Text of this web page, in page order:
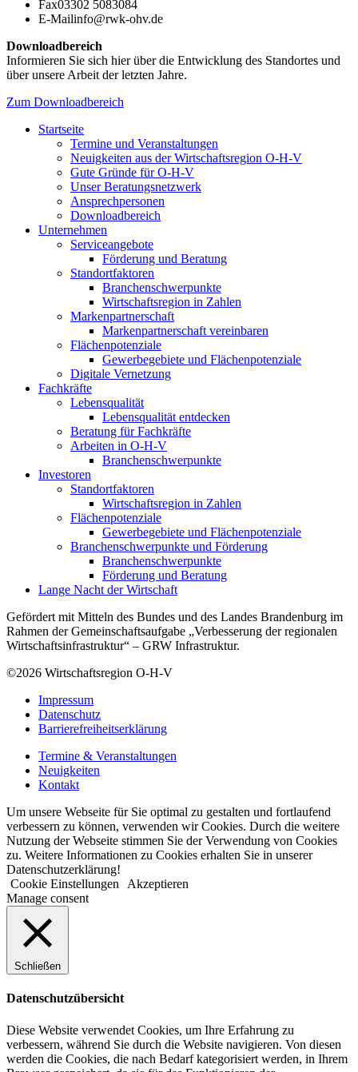
Fax03302 5083084
E-Mailinfo@rwk-ohv.de
Downloadbereich
Informieren Sie sich hier über die Entwicklung des Standortes und
über unsere Arbeit der letzten Jahre.
Zum Downloadbereich
Startseite
Termine und Veranstaltungen
Neuigkeiten aus der Wirtschaftsregion O-H-V
Gute Gründe für O-H-V
Unser Beratungsnetzwerk
Ansprechpersonen
Downloadbereich
Unternehmen
Serviceangebote
Förderung und Beratung
Standortfaktoren
Branchenschwerpunkte
Wirtschaftsregion in Zahlen
Markenpartnerschaft
Markenpartnerschaft vereinbaren
Flächenpotenziale
Gewerbegebiete und Flächenpotenziale
Digitale Vernetzung
Fachkräfte
Lebensqualität
Lebensqualität entdecken
Beratung für Fachkräfte
Arbeiten in O-H-V
Branchenschwerpunkte
Investoren
Standortfaktoren
Wirtschaftsregion in Zahlen
Flächenpotenziale
Gewerbegebiete und Flächenpotenziale
Branchenschwerpunkte und Förderung
Branchenschwerpunkte
Förderung und Beratung
Lange Nacht der Wirtschaft
Gefördert mit Mitteln des Bundes und des Landes Brandenburg im
Rahmen der Gemeinschaftsaufgabe „Verbesserung der regionalen
Wirtschaftsinfrastruktur“ – GRW Infrastruktur.
©2026 Wirtschaftsregion O-H-V
Impressum
Datenschutz
Barrierefreiheitserklärung
Termine & Veranstaltungen
Neuigkeiten
Kontakt
Um unsere Webseite für Sie optimal zu gestalten und fortlaufend
verbessern zu können, verwenden wir Cookies. Durch die weitere
Nutzung der Webseite stimmen Sie der Verwendung von Cookies
zu. Weitere Informationen zu Cookies erhalten Sie in unserer
Datenschutzerklärung!
Cookie Einstellungen
Akzeptieren
Manage consent
Schließen
Datenschutzübersicht
Diese Website verwendet Cookies, um Ihre Erfahrung zu
verbessern, während Sie durch die Website navigieren. Von diesen
werden die Cookies, die nach Bedarf kategorisiert werden, in Ihrem